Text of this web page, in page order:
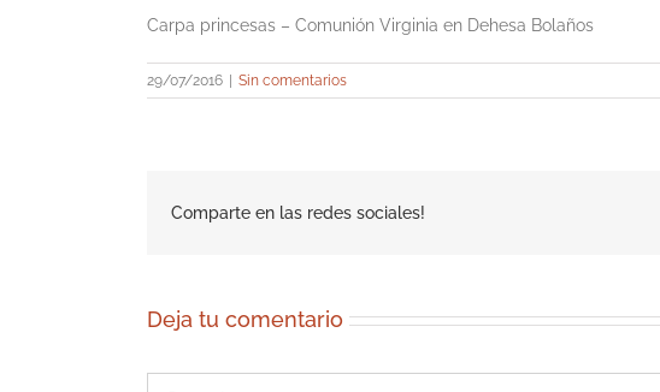
Carpa princesas – Comunión Virginia en Dehesa Bolaños
29/07/2016 Sin comentarios
Comparte en las redes sociales!
Deja tu comentario